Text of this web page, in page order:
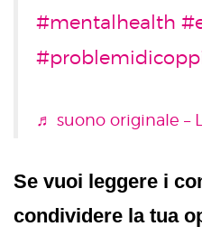
#mentalhealth
♬ suono originale –
Se vuoi leggere i
condividere la tua